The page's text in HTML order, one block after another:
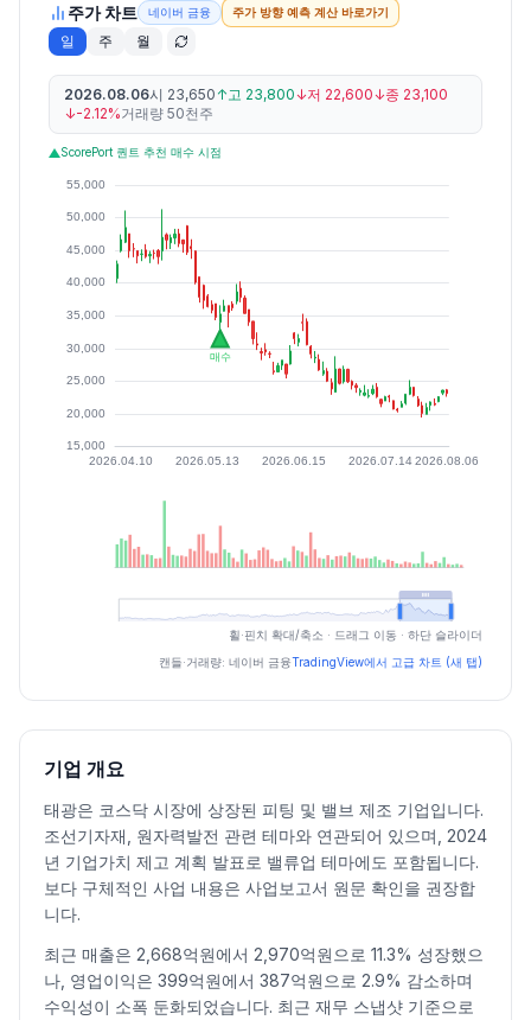
주가 차트 네이버 금융 주가 방향 예측 계산 바로가기
일 주 월
2026.08.06시 23,650 ↑고 23,800↓저 22,600↓종 23,100
↓-2.12%거래량 50천주
ScorePort 퀀트 추천 매수 시점
최근 구간 일별 OHLCV (스크린 리더용)
고가 저가 종가 등락률%거래량
2026.07.03
24950251502370024350-2.21 176308
2026.07.06
24350247002320024000-1.44193484
2026.07.07
23300
2026.07.09
22650237502240022800-1.72 154726
2026.07.10
231002440022850237504.17 100829
2026.07.13
24050247002240022600-4.84164747
2026.07.14
2026.07.15
21950 2275021950 226004.87
83888
2026.07.16
22700229002175022550-0.22 70626
2026.07.20
22000220502065020700-8.20120879
휠·핀치 확대/축소 · 드래그 이동 · 하단 슬라이더
캔들·거래량: 네이버 금융TradingView에서 고급 차트 (새 탭)
기업 개요
태광은 코스닥 시장에 상장된 피팅 및 밸브 제조 기업입니다.
조선기자재, 원자력발전 관련 테마와 연관되어 있으며, 2024
년 기업가치 제고 계획 발표로 밸류업 테마에도 포함됩니다.
보다 구체적인 사업 내용은 사업보고서 원문 확인을 권장합
니다.
최근 매출은 2,668억원에서 2,970억원으로 11.3% 성장했으
나, 영업이익은 399억원에서 387억원으로 2.9% 감소하며
수익성이 소폭 둔화되었습니다. 최근 재무 스냅샷 기준으로